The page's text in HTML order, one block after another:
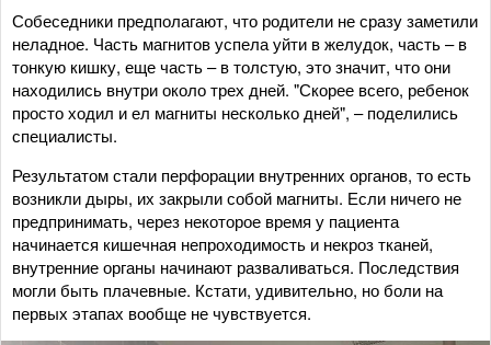
Собеседники предполагают, что родители не сразу заметили
неладное. Часть магнитов успела уйти в желудок, часть – в
тонкую кишку, еще часть – в толстую, это значит, что они
находились внутри около трех дней. "Скорее всего, ребенок
просто ходил и ел магниты несколько дней", – поделились
специалисты.
Результатом стали перфорации внутренних органов, то есть
возникли дыры, их закрыли собой магниты. Если ничего не
предпринимать, через некоторое время у пациента
начинается кишечная непроходимость и некроз тканей,
внутренние органы начинают разваливаться. Последствия
могли быть плачевные. Кстати, удивительно, но боли на
первых этапах вообще не чувствуется.